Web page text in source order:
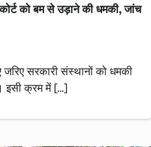
को बम से उड़ाने की धमकी, जांच
सरकारी संस्थानों को धमकी
इसी क्रम में […]